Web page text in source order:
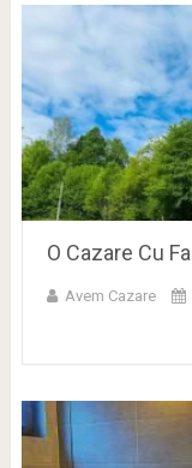
O Cazare Cu
Avem Cazare